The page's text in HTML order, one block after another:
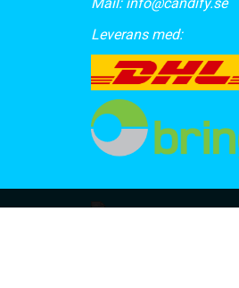
Leverans med: